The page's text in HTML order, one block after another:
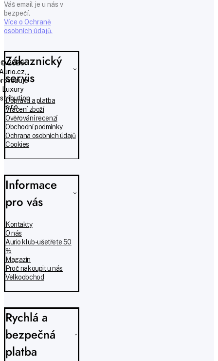
Zákaznický
servis
Doprava a platba
Vrácení zboží
Ověřování recenzí
Obchodní podmínky
Ochrana osobních údajů
Cookies
Informace
pro vás
Kontakty
O nás
Aurio klub - ušetřete 50
%
Magazín
Proč nakoupit u nás
Velkoobchod
Váš email je u nás v
bezpečí.
Více o Ochraně
osobních údajů.
Rychlá a
bezpečná
platba
© 2026
Luxury
s.r.o.